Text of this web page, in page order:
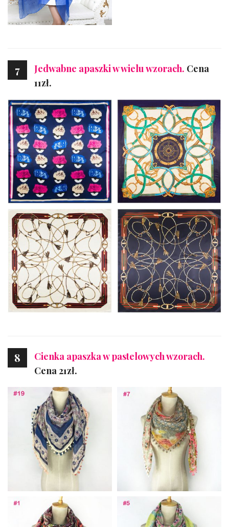
7 Jedwabne apaszki w wielu wzorach. Cena
11zł.
8
Cienka apaszka w pastelowych wzorach.
Cena 21zł.